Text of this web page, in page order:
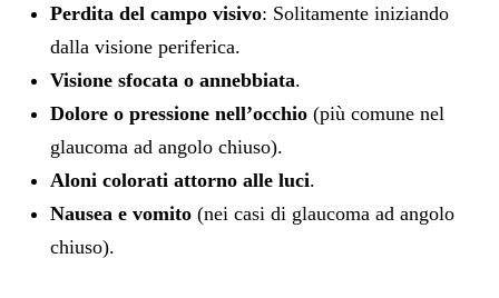
Perdita del campo visivo: Solitamente iniziando
dalla visione periferica.
Visione sfocata o annebbiata.
Dolore o pressione nell’occhio (più comune nel
glaucoma ad angolo chiuso).
Aloni colorati attorno alle luci.
Nausea e vomito (nei casi di glaucoma ad angolo
chiuso).